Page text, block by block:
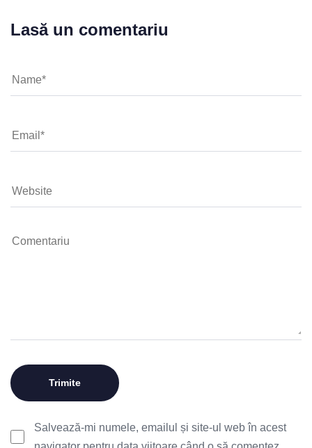
Lasă un comentariu
Salvează-mi numele, emailul și site-ul web în acest